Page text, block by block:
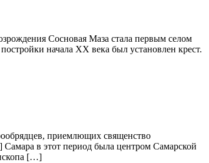
Сосновая Маза стала первым селом
начала XX века был установлен крест.
приемлющих священство
в этот период была центром Самарской
[…]